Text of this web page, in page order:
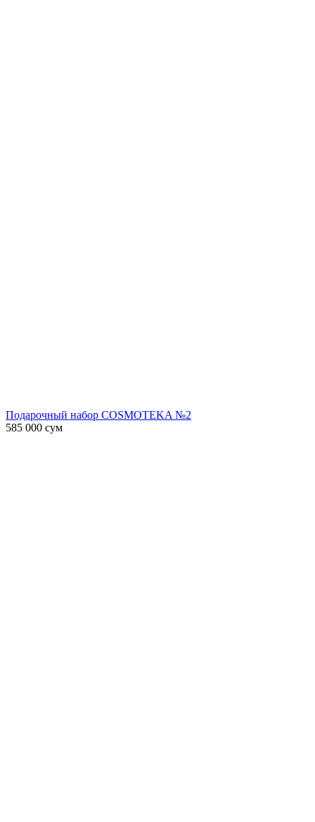
Подарочный набор COSMOTEKA №2
585 000 сум